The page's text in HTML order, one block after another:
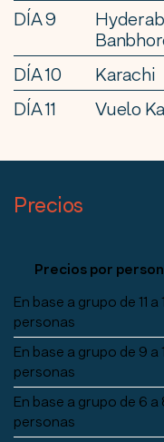
DÍA 9
DÍA 10
Karachi
DÍA 11
Vuelo
Precios
Precios por
En base a grupo de 11 a
personas
En base a grupo de 9 a
personas
En base a grupo de 6 a
personas